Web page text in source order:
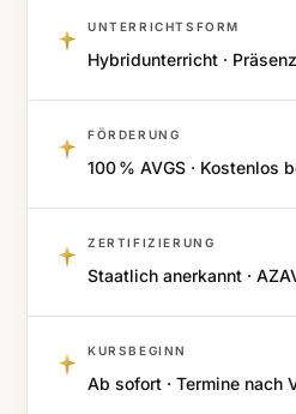
UNTERRICHTSFORM
Hybridunterricht ·
FÖRDERUNG
100 % AVGS · Kostenlos
ZERTIFIZIERUNG
Staatlich anerkannt ·
KURSBEGINN
Ab sofort · Termine nach